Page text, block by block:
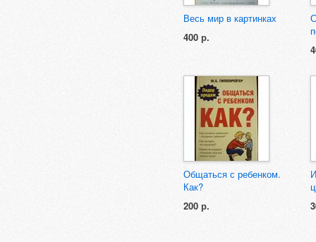
Весь мир в картинках
400 р.
Общаться с ребенком.
Как?
200 р.